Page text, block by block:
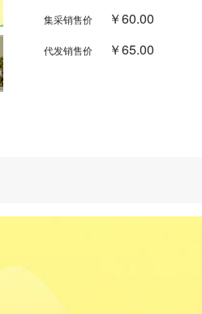
集采销售价 ￥60.00
代发销售价 ￥65.00